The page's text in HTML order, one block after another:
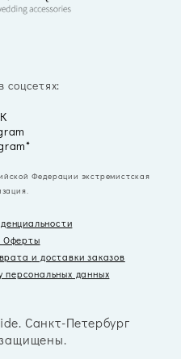
соцсетях:
Федерации экстремистская
Оферты
и доставки заказов
персональных данных
Санкт-Петербург